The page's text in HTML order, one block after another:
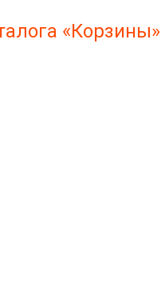
«Корзины»